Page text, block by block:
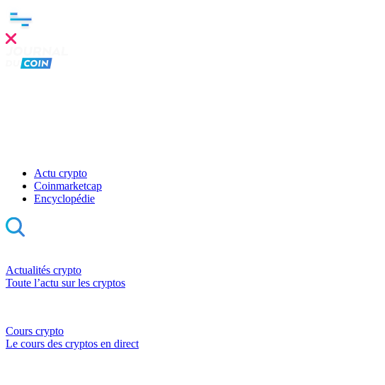
Actu crypto
Coinmarketcap
Encyclopédie
Actualités crypto
Toute l’actu sur les cryptos
Cours crypto
Le cours des cryptos en direct